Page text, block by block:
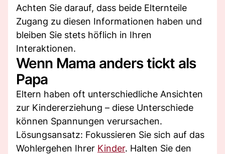
Achten Sie darauf, dass beide Elternteile
Zugang zu diesen Informationen haben und
bleiben Sie stets höflich in Ihren
Interaktionen.
Wenn Mama anders tickt als
Papa
Eltern haben oft unterschiedliche Ansichten
zur Kindererziehung – diese Unterschiede
können Spannungen verursachen.
Lösungsansatz: Fokussieren Sie sich auf das
Wohlergehen Ihrer Kinder. Halten Sie den